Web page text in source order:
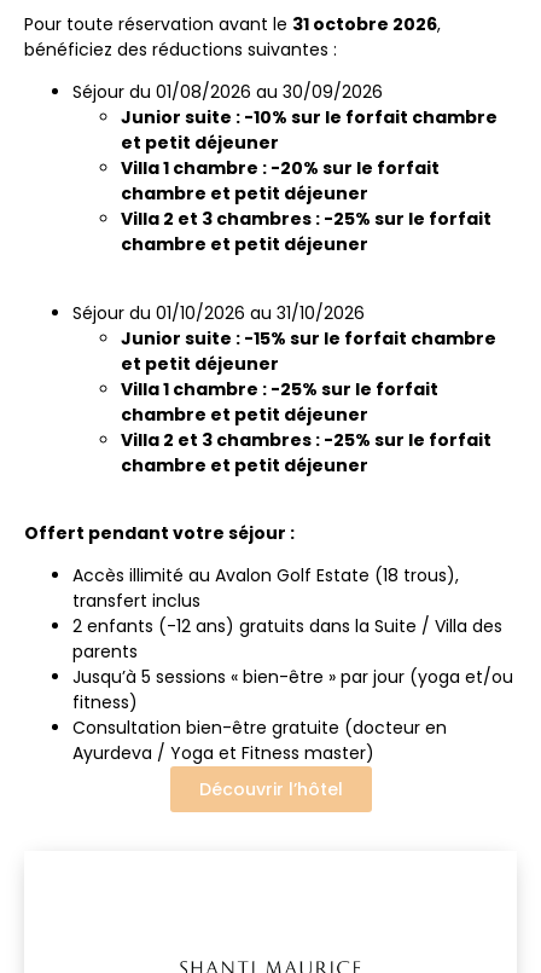
Pour toute réservation avant le 31 octobre 2026,
bénéficiez des réductions suivantes :
Séjour du 01/08/2026 au 30/09/2026
Junior suite : -10% sur le forfait chambre
et petit déjeuner
Villa 1 chambre : -20% sur le forfait
chambre et petit déjeuner
Villa 2 et 3 chambres : -25% sur le forfait
chambre et petit déjeuner
Séjour du 01/10/2026 au 31/10/2026
Junior suite : -15% sur le forfait chambre
et petit déjeuner
Villa 1 chambre : -25% sur le forfait
chambre et petit déjeuner
Villa 2 et 3 chambres : -25% sur le forfait
chambre et petit déjeuner
Offert pendant votre séjour :
Accès illimité au Avalon Golf Estate (18 trous),
transfert inclus
2 enfants (-12 ans) gratuits dans la Suite / Villa des
parents
Jusqu’à 5 sessions « bien-être » par jour (yoga et/ou
fitness)
Consultation bien-être gratuite (docteur en
Ayurdeva / Yoga et Fitness master)
Découvrir l’hôtel